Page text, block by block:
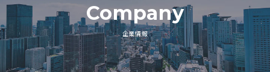
Company
企業情報